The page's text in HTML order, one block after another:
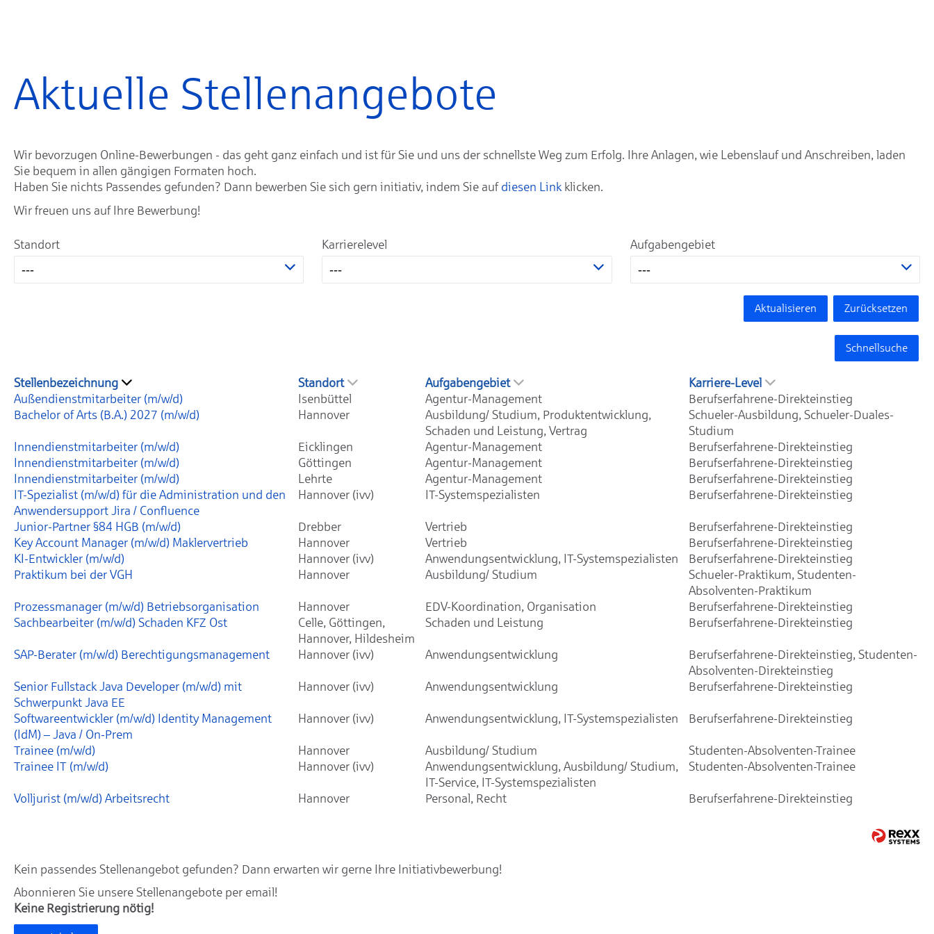
Aktuelle Stellenangebote
Wir bevorzugen Online-Bewerbungen - das geht ganz einfach und ist für Sie und uns der schnellste Weg zum Erfolg. Ihre Anlagen, wie Lebenslauf und Anschreiben, laden
Sie bequem in allen gängigen Formaten hoch.
Haben Sie nichts Passendes gefunden? Dann bewerben Sie sich gern initiativ, indem Sie auf diesen Linkklicken.
Wir freuen uns auf Ihre Bewerbung!
Standort
---
Karrierelevel
---
Aufgabengebiet
---
Aktualisieren Zurücksetzen
Schnellsuche
Stellenbezeichnung Standort Aufgabengebiet
Karriere-Level
Außendienstmitarbeiter (m/w/d)
Isenbüttel Agentur-Management
Berufserfahrene-Direkteinstieg
Bachelor of Arts (B.A.) 2027 (m/w/d)
Hannover
Ausbildung/ Studium, Produktentwicklung,
Schaden und Leistung, Vertrag
Schueler-Ausbildung, Schueler-Duales-
Studium
Innendienstmitarbeiter (m/w/d)
Eicklingen Agentur-Management
Berufserfahrene-Direkteinstieg
Innendienstmitarbeiter (m/w/d)
Göttingen Agentur-Management
Berufserfahrene-Direkteinstieg
Innendienstmitarbeiter (m/w/d)
Lehrte Agentur-Management
Berufserfahrene-Direkteinstieg
IT-Spezialist (m/w/d) für die Administration und den
Anwendersupport Jira / Confluence
Hannover (ivv) IT-Systemspezialisten Berufserfahrene-Direkteinstieg
Junior-Partner §84 HGB (m/w/d) Drebber Vertrieb
Berufserfahrene-Direkteinstieg
Key Account Manager (m/w/d) Maklervertrieb
Hannover Vertrieb
Berufserfahrene-Direkteinstieg
KI-Entwickler (m/w/d)
Hannover (ivv) Anwendungsentwicklung, IT-Systemspezialisten
Berufserfahrene-Direkteinstieg
Praktikum bei der VGH
Hannover Ausbildung/ Studium
Schueler-Praktikum, Studenten-
Absolventen-Praktikum
Prozessmanager (m/w/d) Betriebsorganisation
Hannover EDV-Koordination, Organisation
Berufserfahrene-Direkteinstieg
Sachbearbeiter (m/w/d) Schaden KFZ Ost
Celle, Göttingen,
Hannover, Hildesheim
Schaden und Leistung Berufserfahrene-Direkteinstieg
SAP-Berater (m/w/d) Berechtigungsmanagement Hannover (ivv) Anwendungsentwicklung
Berufserfahrene-Direkteinstieg, Studenten-
Absolventen-Direkteinstieg
Senior Fullstack Java Developer (m/w/d) mit
Schwerpunkt Java EE
Hannover (ivv) Anwendungsentwicklung Berufserfahrene-Direkteinstieg
Softwareentwickler (m/w/d) Identity Management
(IdM) – Java / On-Prem
Hannover (ivv) Anwendungsentwicklung, IT-Systemspezialisten Berufserfahrene-Direkteinstieg
Trainee (m/w/d) Hannover Ausbildung/ Studium
Studenten-Absolventen-Trainee
Trainee IT (m/w/d)
Hannover (ivv)
Anwendungsentwicklung, Ausbildung/ Studium,
IT-Service, IT-Systemspezialisten
Studenten-Absolventen-Trainee
Volljurist (m/w/d) Arbeitsrecht Hannover Personal, Recht Berufserfahrene-Direkteinstieg
Kein passendes Stellenangebot gefunden? Dann erwarten wir gerne Ihre Initiativbewerbung!
Abonnieren Sie unsere Stellenangebote per email!
Keine Registrierung nötig!